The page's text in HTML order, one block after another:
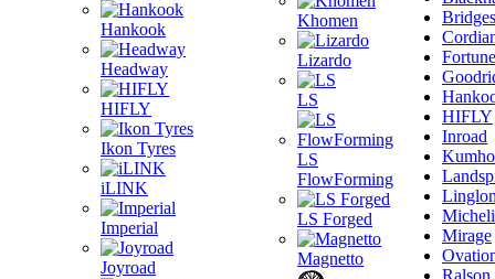
Hankook
Headway
HIFLY
Ikon Tyres
iLINK
Imperial
Joyroad
Khomen
Lizardo
LS
LS
FlowForming
LS Forged
Magnetto
Fortune
HIFLY
Inroad
Kumho
Mirage
Ralson